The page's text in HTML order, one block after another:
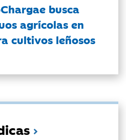
busca
agrícolas en
cultivos leñosos